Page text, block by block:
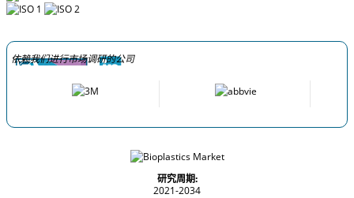
依赖我们进行市场调研的公司
研究周期:
2021-2034